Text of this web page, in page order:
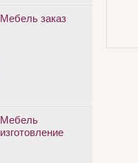
Мебель заказ
Мебель
изготовление